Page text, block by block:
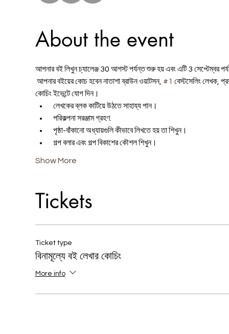
About the event
আপনার বই লিখুন চ্যালেঞ্জ 30 আগস্ট পর্যন্ত শুরু হয় এবং এটি 3 সেপ্টেম্বর
আপনার বইয়ের কোচ হবেন নাতাশা ব্রাউন ওয়াটসন, #1 বেস্টসেলিং লেখক,
কোচিং ইভেন্টে যোগ দিন।
লেখকের ব্লক কাটিয়ে উঠতে সাহায্য পান।
পরিকল্পনা সরঞ্জাম গ্রহণ.
পৃষ্ঠা-বাঁকানো অধ্যায়গুলি কীভাবে লিখতে হয় তা শিখুন।
গল্প বলার এবং গল্প বিকাশের কৌশল শিখুন।
Show More
Tickets
Ticket type
বিনামূল্যে বই লেখার কোচিং
More info